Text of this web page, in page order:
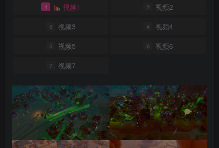
1 视频1 2 视频2
3 视频3 4 视频4
5 视频5 6 视频6
7 视频7